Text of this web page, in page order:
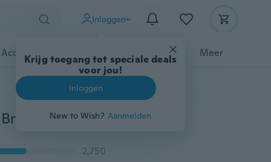
Inloggen
Krijg toegang tot speciale deals
voor jou!
Inloggen
New to Wish? Aanmelden
Gereedschap Meer
3 Stks Multifunctionele Siliconen Bakken Cake Gebak Brood Bakvormen Olie Gebraden Room Gebruiksvoorwerp Borstel Keuken Koken Gereedschap (Kleur: Willekeurige Kleur)
2,750